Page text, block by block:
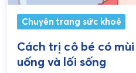
Chuyên trang sức khoẻ
Cách trị cô bé có
uống và lối sống